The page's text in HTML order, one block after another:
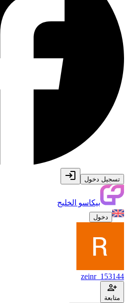
تسجيل دخول
بيكاسو الخليج
دخول
zeinr_153144
متابعة